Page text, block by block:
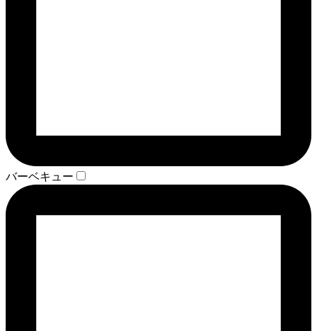
バーベキュー